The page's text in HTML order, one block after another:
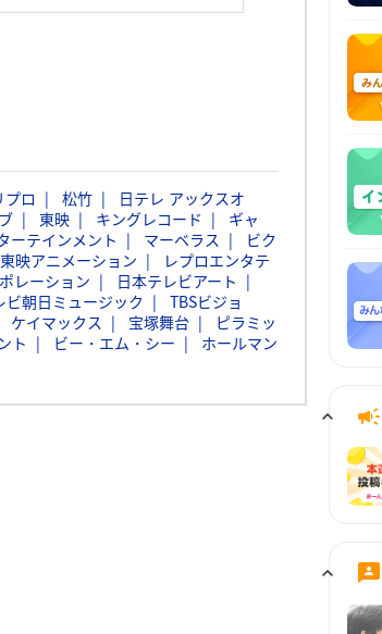
プロ 松竹
日テレ アックスオ
東映 キングレコード
ギャ
ーテインメント マーベラス
ビク
東映アニメーション
レプロエンタテ
レーション
日本テレビアート
ビ朝日ミュージック
TBSビジョ
ケイマックス 宝塚舞台
ピラミッ
ト ビー・エム・シー ホールマン